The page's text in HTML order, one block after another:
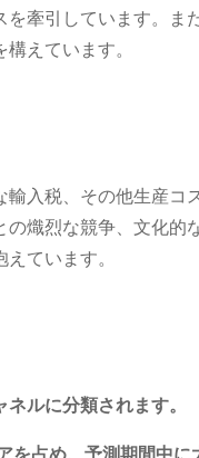
牽引しています。ま
えています。
入税、その他生産コ
熾烈な競争、文化的
ています。
ルに分類されます。